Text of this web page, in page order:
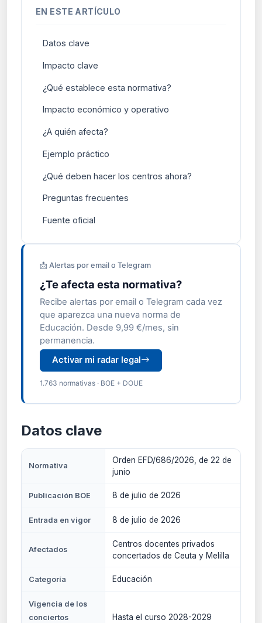
EN ESTE ARTÍCULO
Datos clave
Impacto clave
¿Qué establece esta normativa?
Impacto económico y operativo
¿A quién afecta?
Ejemplo práctico
¿Qué deben hacer los centros ahora?
Preguntas frecuentes
Fuente oficial
📩 Alertas por email o Telegram
¿Te afecta esta normativa?
Recibe alertas por email o Telegram cada vez
que aparezca una nueva norma de
Educación. Desde 9,99 €/mes, sin
permanencia.
Activar mi radar legal
1.763 normativas · BOE + DOUE
Datos clave
Normativa
Orden EFD/686/2026, de 22 de
junio
Publicación BOE 8 de julio de 2026
Entrada en vigor 8 de julio de 2026
Afectados
Centros docentes privados
concertados de Ceuta y Melilla
Categoría Educación
Vigencia de los
conciertos
Hasta el curso 2028-2029